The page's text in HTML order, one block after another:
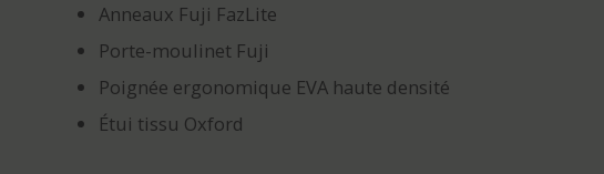
Anneaux Fuji FazLite
Porte-moulinet Fuji
Poignée ergonomique EVA haute densité
Étui tissu Oxford